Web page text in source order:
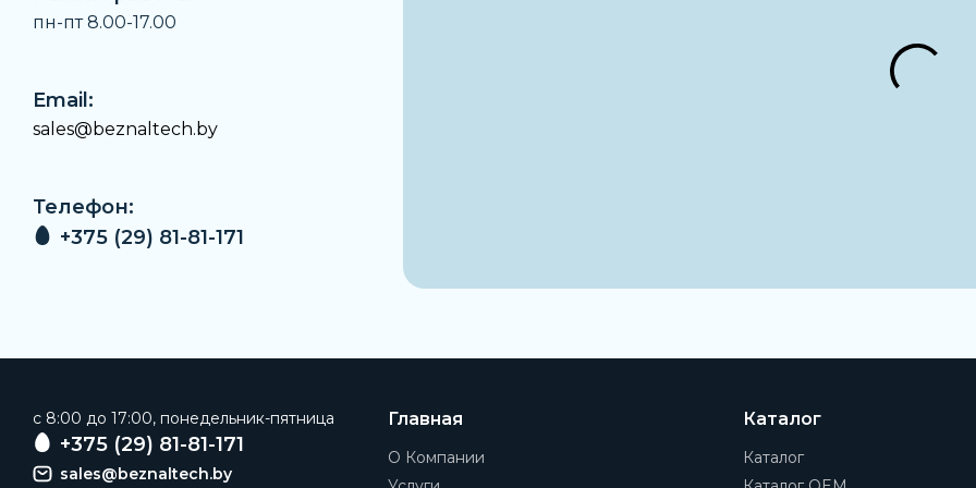
Класс точности
пн-пт 8.00-17.00
Email:
sales@beznaltech.by
Телефон:
+375 (29) 81-81-171
c 8:00 до 17:00, понедельник-пятница
+375 (29) 81-81-171
sales@beznaltech.by
Главная
О Компании
Каталог
Каталог